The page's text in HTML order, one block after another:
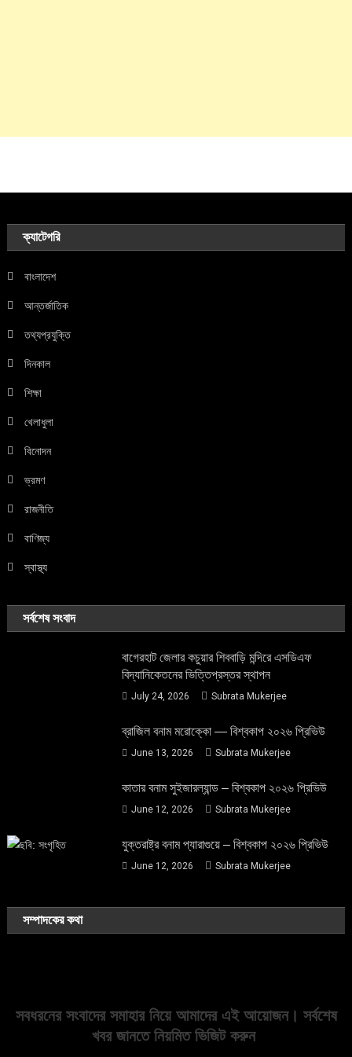
ক্যাটেগরি
বাংলাদেশ
আন্তর্জাতিক
তথ্যপ্রযুক্তি
দিনকাল
শিক্ষা
খেলাধুলা
বিনোদন
ভ্রমণ
রাজনীতি
বাণিজ্য
স্বাস্থ্য
সর্বশেষ সংবাদ
বাগেরহাট জেলার কচুয়ার শিববাড়ি মন্দিরে এসডিএফ
বিদ্যানিকেতনের ভিত্তিপ্রস্তর স্থাপন
July 24, 2026 Subrata Mukerjee
ব্রাজিল বনাম মরোক্কো — বিশ্বকাপ ২০২৬ প্রিভিউ
June 13, 2026 Subrata Mukerjee
কাতার বনাম সুইজারল্যান্ড – বিশ্বকাপ ২০২৬ প্রিভিউ
June 12, 2026 Subrata Mukerjee
যুক্তরাষ্ট্র বনাম প্যারাগুয়ে – বিশ্বকাপ ২০২৬ প্রিভিউ
June 12, 2026 Subrata Mukerjee
সম্পাদকের কথা
সবধরনের সংবাদের সমাহার নিয়ে আমাদের এই আয়োজন। সর্বশেষ
খবর জানতে নিয়মিত ভিজিট করুন